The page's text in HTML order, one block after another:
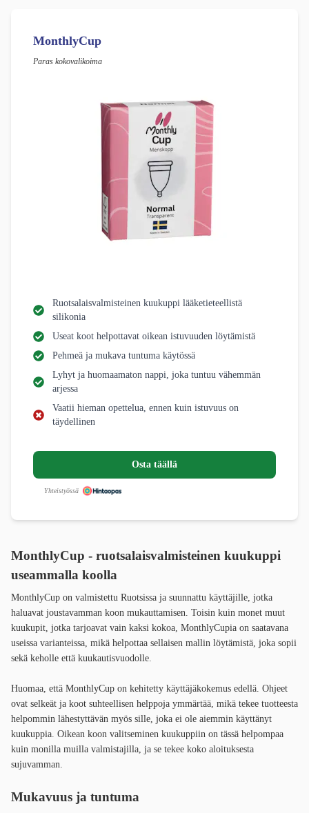
MonthlyCup
Paras kokovalikoima
Ruotsalaisvalmisteinen kuukuppi lääketieteellistä
silikonia
Useat koot helpottavat oikean istuvuuden löytämistä
Pehmeä ja mukava tuntuma käytössä
Lyhyt ja huomaamaton nappi, joka tuntuu vähemmän
arjessa
Vaatii hieman opettelua, ennen kuin istuvuus on
täydellinen
Osta täällä
Yhteistyössä
MonthlyCup - ruotsalaisvalmisteinen kuukuppi
useammalla koolla
MonthlyCup on valmistettu Ruotsissa ja suunnattu käyttäjille, jotka
haluavat joustavamman koon mukauttamisen. Toisin kuin monet muut
kuukupit, jotka tarjoavat vain kaksi kokoa, MonthlyCupia on saatavana
useissa varianteissa, mikä helpottaa sellaisen mallin löytämistä, joka sopii
sekä keholle että kuukautisvuodolle.
Huomaa, että MonthlyCup on kehitetty käyttäjäkokemus edellä. Ohjeet
ovat selkeät ja koot suhteellisen helppoja ymmärtää, mikä tekee tuotteesta
helpommin lähestyttävän myös sille, joka ei ole aiemmin käyttänyt
kuukuppia. Oikean koon valitseminen kuukuppiin on tässä helpompaa
kuin monilla muilla valmistajilla, ja se tekee koko aloituksesta
sujuvamman.
Mukavuus ja tuntuma